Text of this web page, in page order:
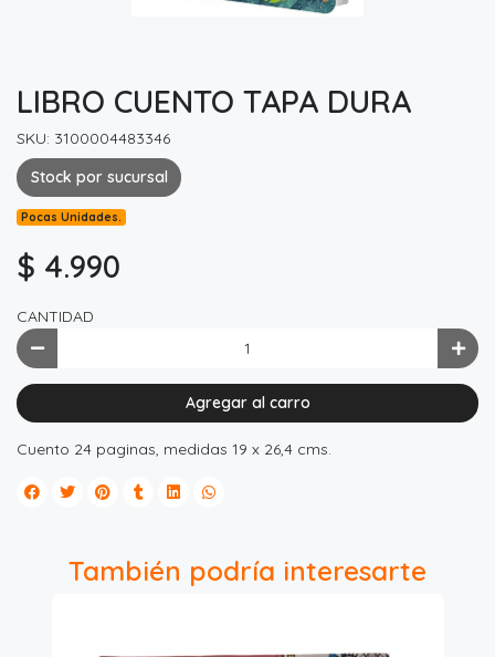
LIBRO CUENTO TAPA DURA
SKU: 3100004483346
Stock por sucursal
Pocas Unidades.
$ 4.990
CANTIDAD
Agregar al carro
Cuento 24 paginas, medidas 19 x 26,4 cms.
También podría interesarte